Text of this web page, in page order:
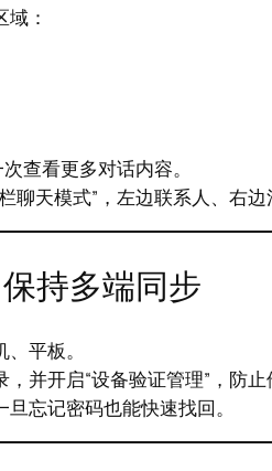
：
查看更多对话内容。
聊天模式”，左边联系人、右边
持多端同步
平板。
并开启“设备验证管理”，防止
忘记密码也能快速找回。